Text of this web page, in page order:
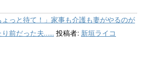
ょっと待て！」家事も介護も妻がやるのが
り前だった夫…... 投稿者: 新垣ライコ